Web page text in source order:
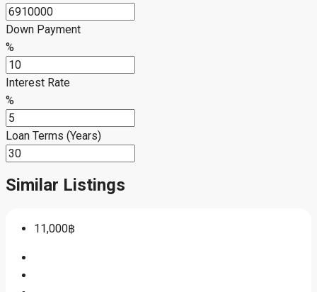
Down Payment
%
Interest Rate
%
Loan Terms (Years)
Similar Listings
11,000฿